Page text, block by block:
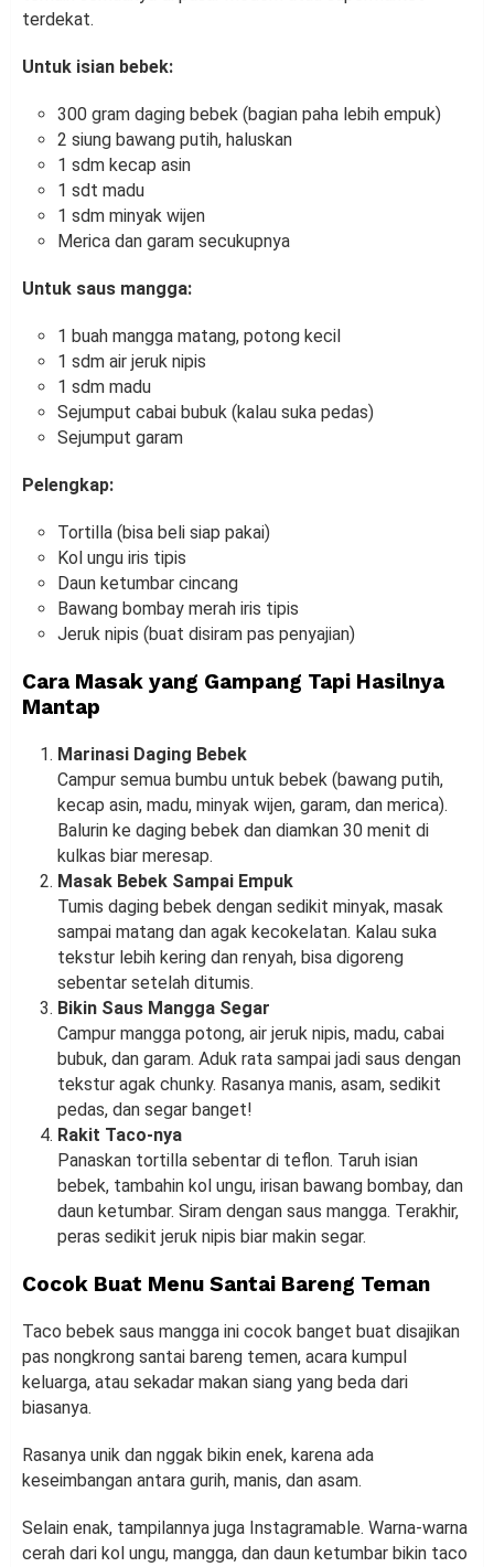
terdekat.
Untuk isian bebek:
300 gram daging bebek (bagian paha lebih empuk)
2 siung bawang putih, haluskan
1 sdm kecap asin
1 sdt madu
1 sdm minyak wijen
Merica dan garam secukupnya
Untuk saus mangga:
1 buah mangga matang, potong kecil
1 sdm air jeruk nipis
1 sdm madu
Sejumput cabai bubuk (kalau suka pedas)
Sejumput garam
Pelengkap:
Tortilla (bisa beli siap pakai)
Kol ungu iris tipis
Daun ketumbar cincang
Bawang bombay merah iris tipis
Jeruk nipis (buat disiram pas penyajian)
Cara Masak yang Gampang Tapi Hasilnya
Mantap
Marinasi Daging Bebek
Campur semua bumbu untuk bebek (bawang putih,
kecap asin, madu, minyak wijen, garam, dan merica).
Balurin ke daging bebek dan diamkan 30 menit di
kulkas biar meresap.
Masak Bebek Sampai Empuk
Tumis daging bebek dengan sedikit minyak, masak
sampai matang dan agak kecokelatan. Kalau suka
tekstur lebih kering dan renyah, bisa digoreng
sebentar setelah ditumis.
Bikin Saus Mangga Segar
Campur mangga potong, air jeruk nipis, madu, cabai
bubuk, dan garam. Aduk rata sampai jadi saus dengan
tekstur agak chunky. Rasanya manis, asam, sedikit
pedas, dan segar banget!
Rakit Taco-nya
Panaskan tortilla sebentar di teflon. Taruh isian
bebek, tambahin kol ungu, irisan bawang bombay, dan
daun ketumbar. Siram dengan saus mangga. Terakhir,
peras sedikit jeruk nipis biar makin segar.
Cocok Buat Menu Santai Bareng Teman
Taco bebek saus mangga ini cocok banget buat disajikan
pas nongkrong santai bareng temen, acara kumpul
keluarga, atau sekadar makan siang yang beda dari
biasanya.
Rasanya unik dan nggak bikin enek, karena ada
keseimbangan antara gurih, manis, dan asam.
Selain enak, tampilannya juga Instagramable. Warna-warna
cerah dari kol ungu, mangga, dan daun ketumbar bikin taco